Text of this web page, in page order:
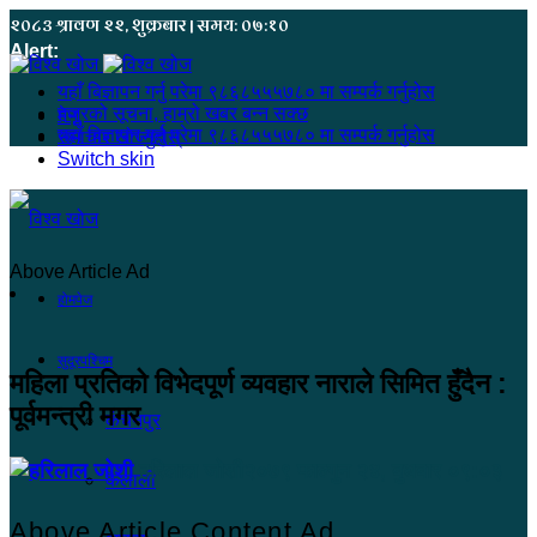
२०८३ श्रावण २२, शुक्रबार | समय: ०७:१०
Alert:
यहाँ बिज्ञापन गर्नु परेमा ९८६८५५५७८० मा सम्पर्क गर्नुहोस
हजुरको सूचना, हाम्रो खबर बन्न सक्छ
यहाँ बिज्ञापन गर्नु परेमा ९८६८५५५७८० मा सम्पर्क गर्नुहोस
मेनू
समाचार खोज्नुहोस्
Switch skin
होमपेज
सुदूरपश्चिम
कंचनपुर
कैलाली
Above Article Ad
महिला प्रतिको विभेदपूर्ण व्यवहार नाराले सिमित हुँदैन :
पूर्वमन्त्री मगर
हरिलाल जोशी